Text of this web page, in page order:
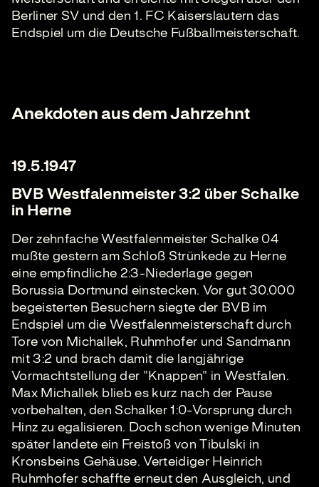
Berliner SV und den 1. FC Kaiserslautern das
Endspiel um die Deutsche Fußballmeisterschaft.
Anekdoten aus dem Jahrzehnt
19.5.1947
BVB Westfalenmeister 3:2 über Schalke
in Herne
Der zehnfache Westfalenmeister Schalke 04
mußte gestern am Schloß Strünkede zu Herne
eine empfindliche 2:3-Niederlage gegen
Borussia Dortmund einstecken. Vor gut 30.000
begeisterten Besuchern siegte der BVB im
Endspiel um die Westfalenmeisterschaft durch
Tore von Michallek, Ruhmhofer und Sandmann
mit 3:2 und brach damit die langjährige
Vormachtstellung der "Knappen" in Westfalen.
Max Michallek blieb es kurz nach der Pause
vorbehalten, den Schalker 1:0-Vorsprung durch
Hinz zu egalisieren. Doch schon wenige Minuten
später landete ein Freistoß von Tibulski in
Kronsbeins Gehäuse. Verteidiger Heinrich
Ruhmhofer schaffte erneut den Ausgleich, und